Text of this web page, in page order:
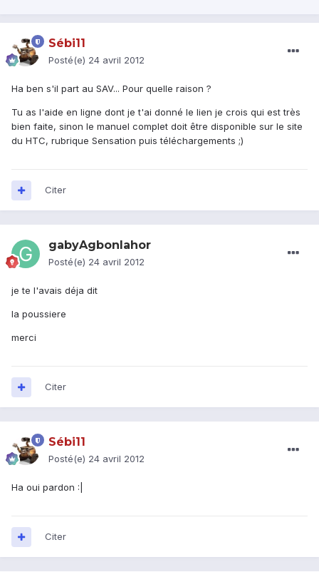
Sébi11
Posté(e) 24 avril 2012
Ha ben s'il part au SAV... Pour quelle raison ?
Tu as l'aide en ligne dont je t'ai donné le lien je crois qui est très
bien faite, sinon le manuel complet doit être disponible sur le site
du HTC, rubrique Sensation puis téléchargements ;)
Citer
gabyAgbonlahor
Posté(e) 24 avril 2012
je te l'avais déja dit
la poussiere
merci
Citer
Sébi11
Posté(e) 24 avril 2012
Ha oui pardon :|
Citer